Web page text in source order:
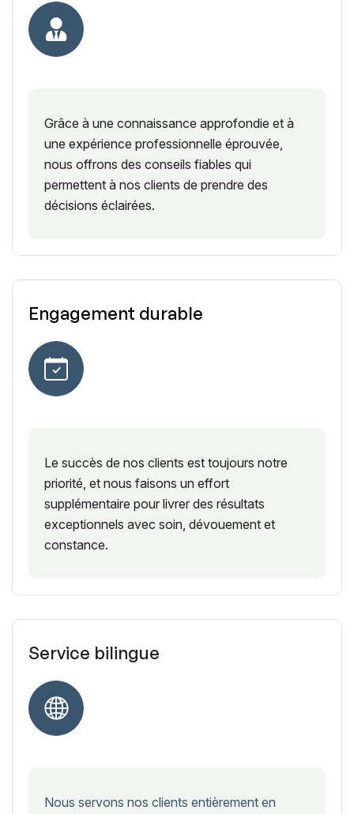
Grâce à une connaissance approfondie et à
une expérience professionnelle éprouvée,
nous offrons des conseils fiables qui
permettent à nos clients de prendre des
décisions éclairées.
Engagement durable
Le succès de nos clients est toujours notre
priorité, et nous faisons un effort
supplémentaire pour livrer des résultats
exceptionnels avec soin, dévouement et
constance.
Service bilingue
Nous servons nos clients entièrement en